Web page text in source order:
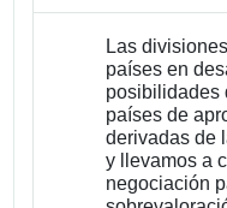
Las
países en
posibilidades
países de
derivadas de
y llevamos a
negociación